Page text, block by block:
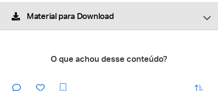
Material para Download
O que achou desse conteúdo?
enviar